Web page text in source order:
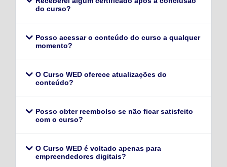
do curso?
Posso acessar o conteúdo do curso a qualquer
momento?
O Curso WED oferece atualizações do
conteúdo?
Posso obter reembolso se não ficar satisfeito
com o curso?
O Curso WED é voltado apenas para
empreendedores digitais?